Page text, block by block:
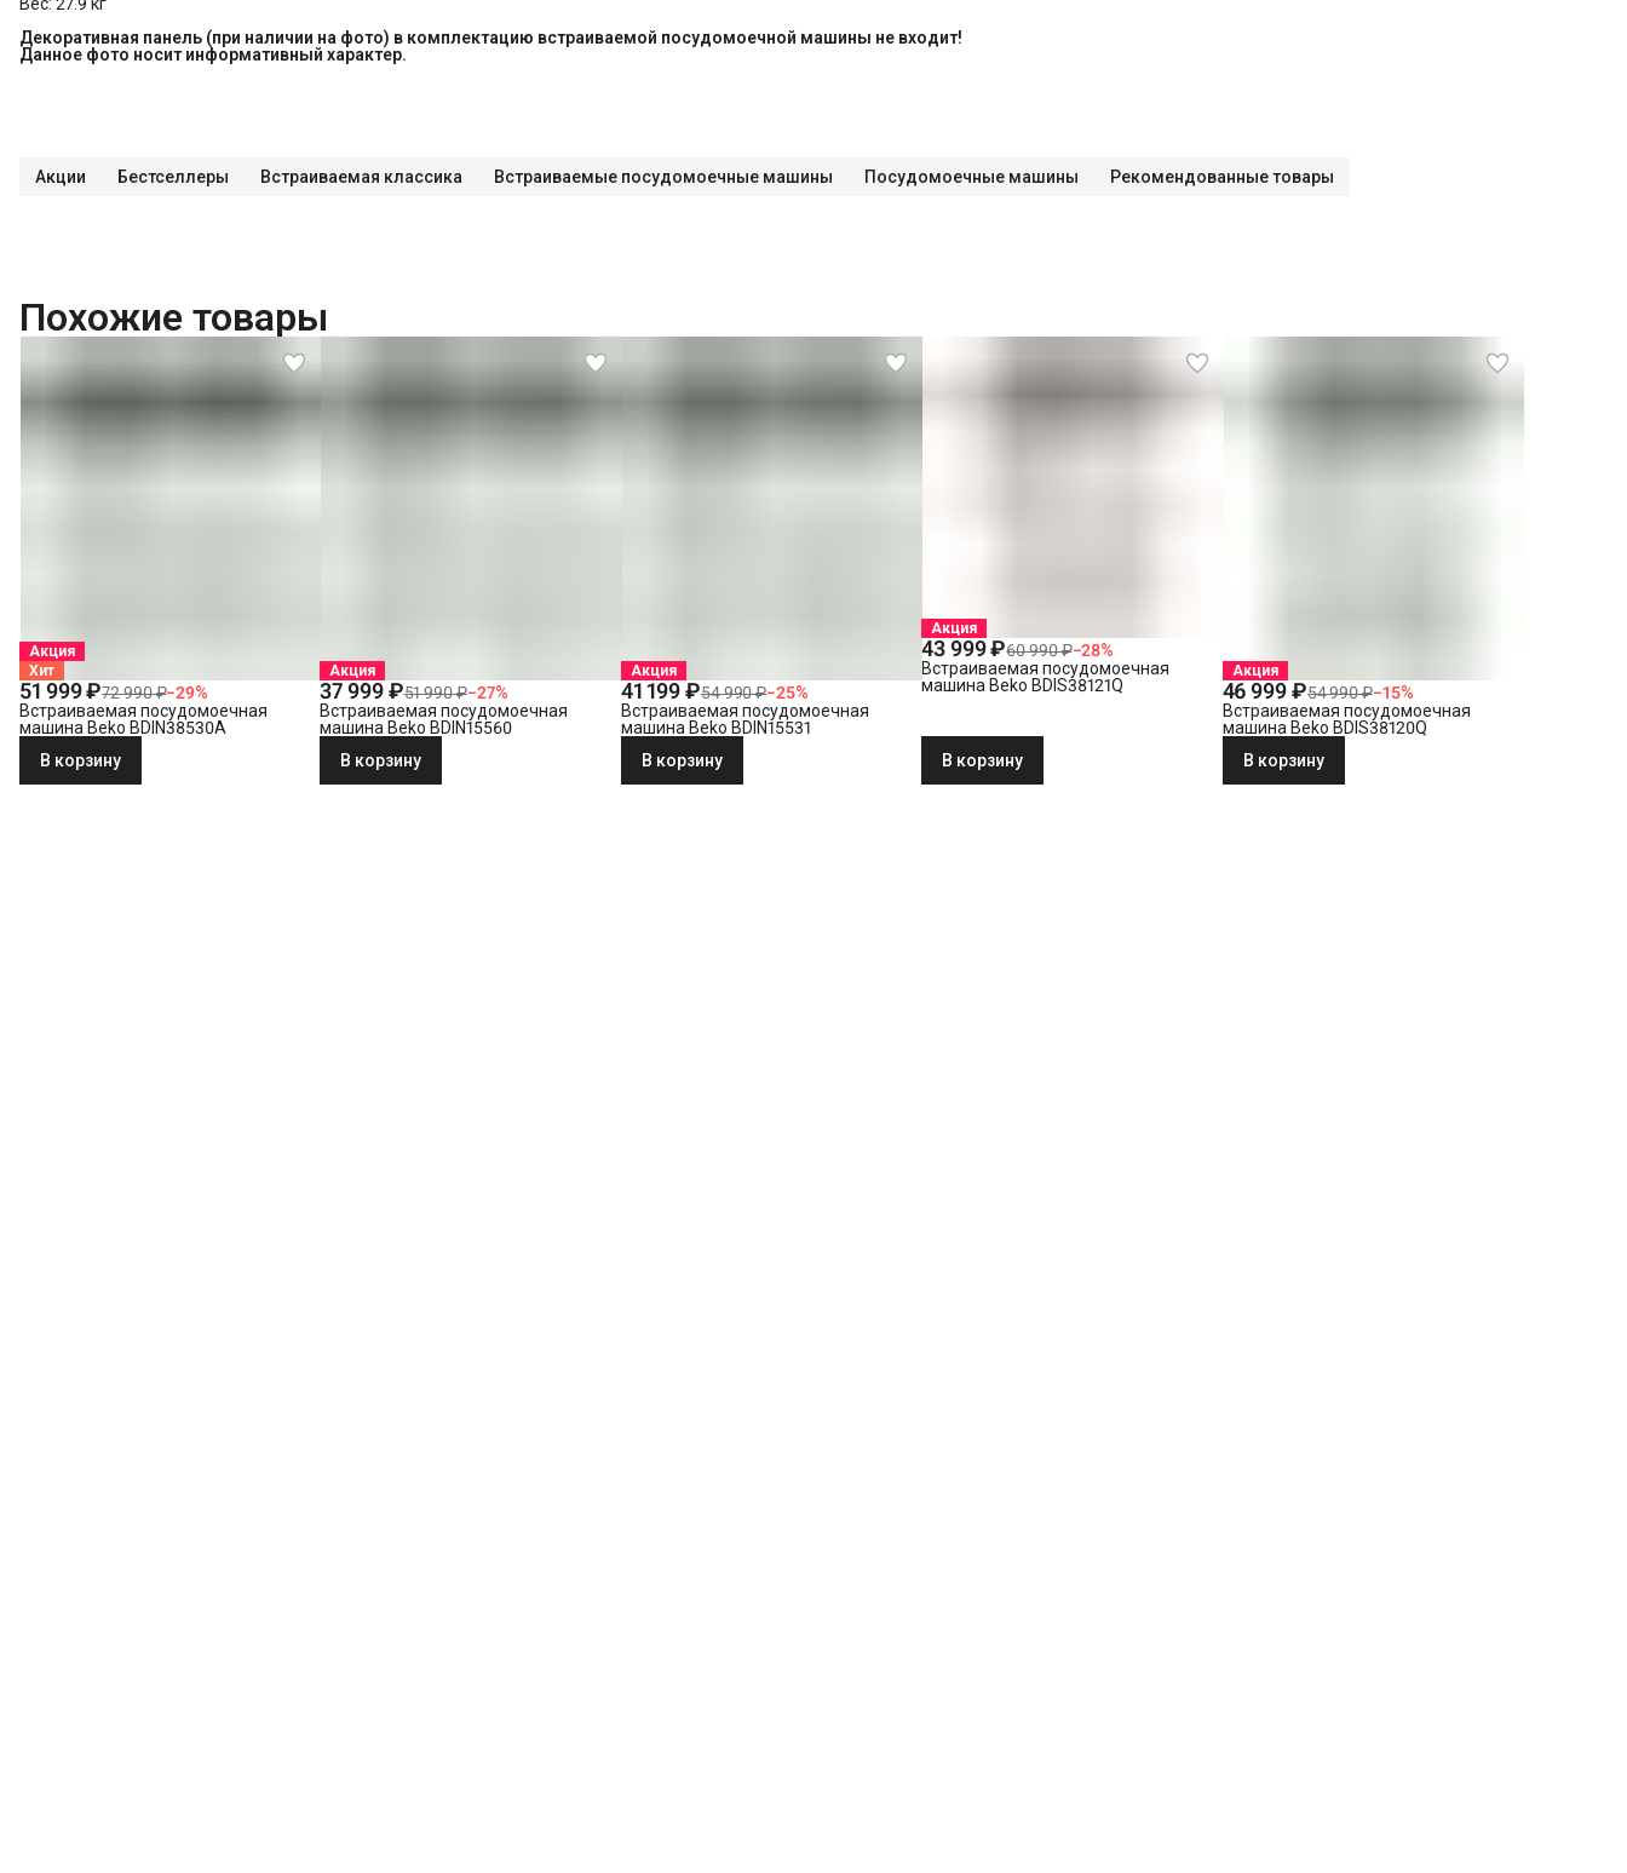
Вес: 27.9 кг
Декоративная панель (при наличии на фото) в комплектацию встраиваемой посудомоечной машины не входит!
Данное фото носит информативный характер.
Акции Бестселлеры Встраиваемая классика Встраиваемые посудомоечные машины Посудомоечные машины Рекомендованные товары
Похожие товары
Акция
Хит
51 999 ₽72 990 ₽−29%
Встраиваемая посудомоечная
машина Beko BDIN38530A
В корзину
Акция
37 999 ₽51 990 ₽−27%
Встраиваемая посудомоечная
машина Beko BDIN15560
В корзину
Акция
41 199 ₽54 990 ₽−25%
Встраиваемая посудомоечная
машина Beko BDIN15531
В корзину
Акция
43 999 ₽60 990 ₽−28%
Встраиваемая посудомоечная
машина Beko BDIS38121Q
В корзину
Акция
46 999 ₽54 990 ₽−15%
Встраиваемая посудомоечная
машина Beko BDIS38120Q
В корзину